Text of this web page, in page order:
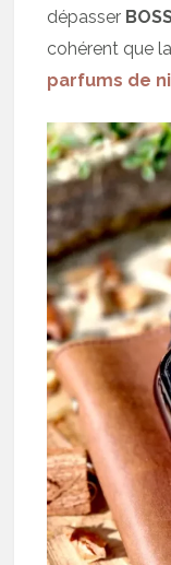
dépasser
cohérent que
parfums de